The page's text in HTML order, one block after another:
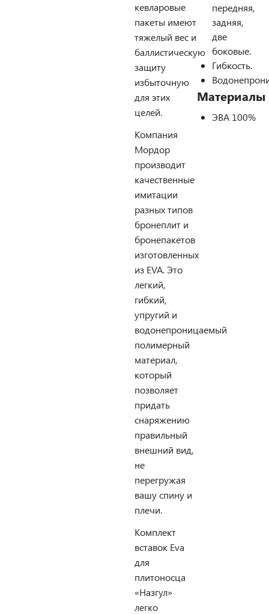
кевларовые
пакеты имеют
тяжелый вес и
баллистическую
защиту
избыточную
для этих
целей.
Компания
Мордор
производит
качественные
имитации
разных типов
бронеплит и
бронепакетов
изготовленных
из EVA. Это
легкий,
гибкий,
упругий и
водонепроницаемый
полимерный
материал,
который
позволяет
придать
снаряжению
правильный
внешний вид,
не
перегружая
вашу спину и
плечи.
Комплект
вставок Eva
для
плитоносца
«Назгул»
легко
передняя,
задняя,
две
боковые.
Гибкость.
Материалы
ЭВА 100%